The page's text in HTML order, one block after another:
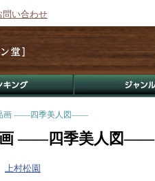
問い合わせ
画 ――四季美人図――
画 ――四季美人図――
上村松園